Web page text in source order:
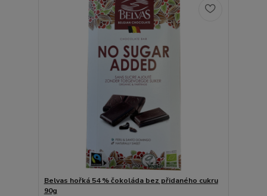
Belvas hořká 54 % čokoláda bez přidaného cukru
90g